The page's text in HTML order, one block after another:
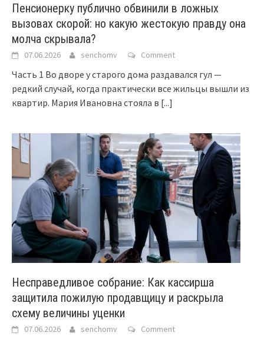
Пенсионерку публично обвинили в ложных
вызовах скорой: но какую жестокую правду она
молча скрывала?
07.06.2026 senchomv Comment
Часть 1 Во дворе у старого дома раздавался гул —
редкий случай, когда практически все жильцы вышли из
квартир. Мария Ивановна стояла в [...]
Несправедливое собрание: Как кассирша
защитила пожилую продавщицу и раскрыла
схему величины уценки
07.06.2026 senchomv Comment